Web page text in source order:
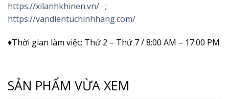
https://xilanhkhinen.vn/ ;
https://vandientuchinhhang.com/
♦Thời gian làm việc: Thứ 2 – Thứ 7 / 8:00 AM – 17:00 PM
SẢN PHẨM VỪA XEM